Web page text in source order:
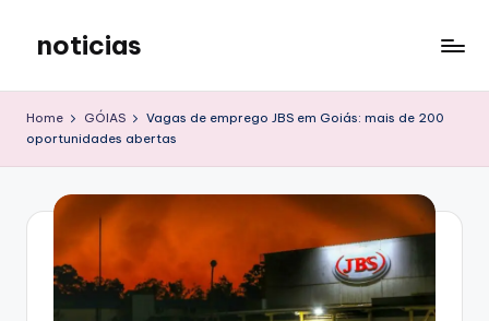
content
noticias
Home GÓIAS
Vagas de emprego JBS em Goiás: mais de 200
oportunidades abertas